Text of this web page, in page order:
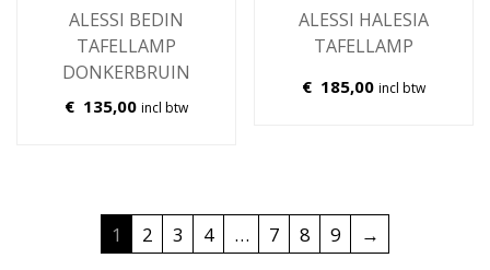
ALESSI BEDIN
TAFELLAMP
DONKERBRUIN
€ 135,00 incl btw
ALESSI HALESIA
TAFELLAMP
€ 185,00 incl btw
1 2 3 4 … 7 8 9 →